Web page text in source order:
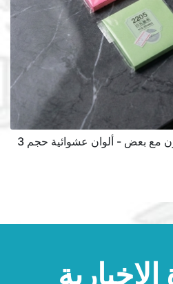
ستيكي نوت مربع أكثر من لون مع بعض - ألوان عشوائية حجم 3